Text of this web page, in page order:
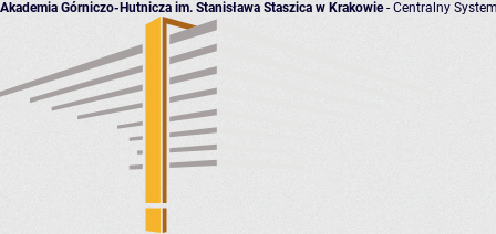
Akademia Górniczo-Hutnicza im. Stanisława Staszica w Krakowie- Centralny